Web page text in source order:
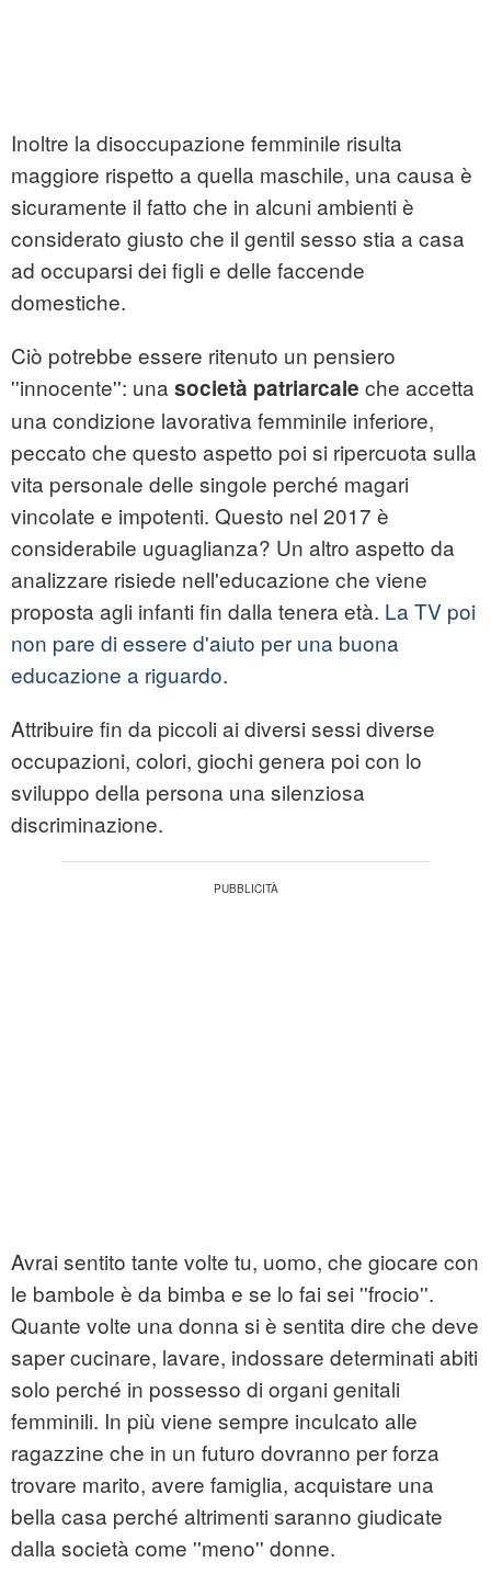
Inoltre la disoccupazione femminile risulta
maggiore rispetto a quella maschile, una causa è
sicuramente il fatto che in alcuni ambienti è
considerato giusto che il gentil sesso stia a casa
ad occuparsi dei figli e delle faccende
domestiche.
Ciò potrebbe essere ritenuto un pensiero
''innocente'': una società patriarcale che accetta
una condizione lavorativa femminile inferiore,
peccato che questo aspetto poi si ripercuota sulla
vita personale delle singole perché magari
vincolate e impotenti. Questo nel 2017 è
considerabile uguaglianza? Un altro aspetto da
analizzare risiede nell'educazione che viene
proposta agli infanti fin dalla tenera età. La TV poi
non pare di essere d'aiuto per una buona
educazione a riguardo.
Attribuire fin da piccoli ai diversi sessi diverse
occupazioni, colori, giochi genera poi con lo
sviluppo della persona una silenziosa
discriminazione.
Avrai sentito tante volte tu, uomo, che giocare con
le bambole è da bimba e se lo fai sei ''frocio''.
Quante volte una donna si è sentita dire che deve
saper cucinare, lavare, indossare determinati abiti
solo perché in possesso di organi genitali
femminili. In più viene sempre inculcato alle
ragazzine che in un futuro dovranno per forza
trovare marito, avere famiglia, acquistare una
bella casa perché altrimenti saranno giudicate
dalla società come ''meno'' donne.